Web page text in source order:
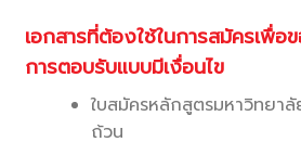
เอกสารที่ต้องใช้ในการสมัครเพื่
การตอบรับแบบมีเงื่อนไข
ใบสมัครหลักสูตรมหาวิทยา
ถ้วน